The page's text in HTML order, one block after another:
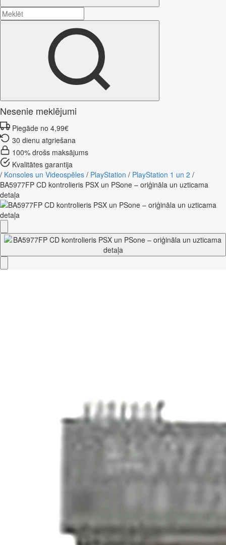
Nesenie meklējumi
Piegāde no 4,99€
30 dienu atgriešana
100% drošs maksājums
Kvalitātes garantija
/ Konsoles un Videospēles / PlayStation / PlayStation 1 un 2 /
BA5977FP CD kontrolieris PSX un PSone – oriģināla un uzticama
detaļa